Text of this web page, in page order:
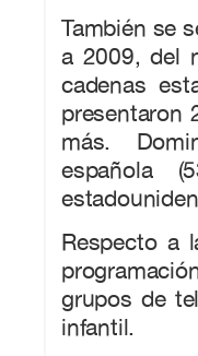
También se
a 2009, del
cadenas
presentaron
más.
española
Respecto a
grupos de
infantil.